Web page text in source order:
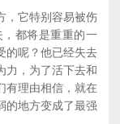
它特别容易被伤
都将是重重的一
的呢？他已经失去
力，为了活下去和
有理由相信，就在
的地方变成了最强